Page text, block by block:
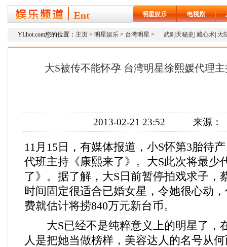
明星娱乐 电视剧
YLhot.com您的位置： 主页 > 明星娱乐 > 台湾明星 > 武则天秘史 藏心术 大
大S被传不能怀孕 台湾明星徐熙媛代理
2013-02-21 23:52 来源：
11月15日，有媒体报道，小S怀第3胎待
代班主持《康熙来了》。大S此次将最少
了》。据了解，大S日前暂停拍戏求子，
时间固定很适合已婚女星，令她很心动
费就估计将捞840万元新台币。
大S已经不是纯粹意义上的明星了，
人是把她当做榜样，美容达人的名号从